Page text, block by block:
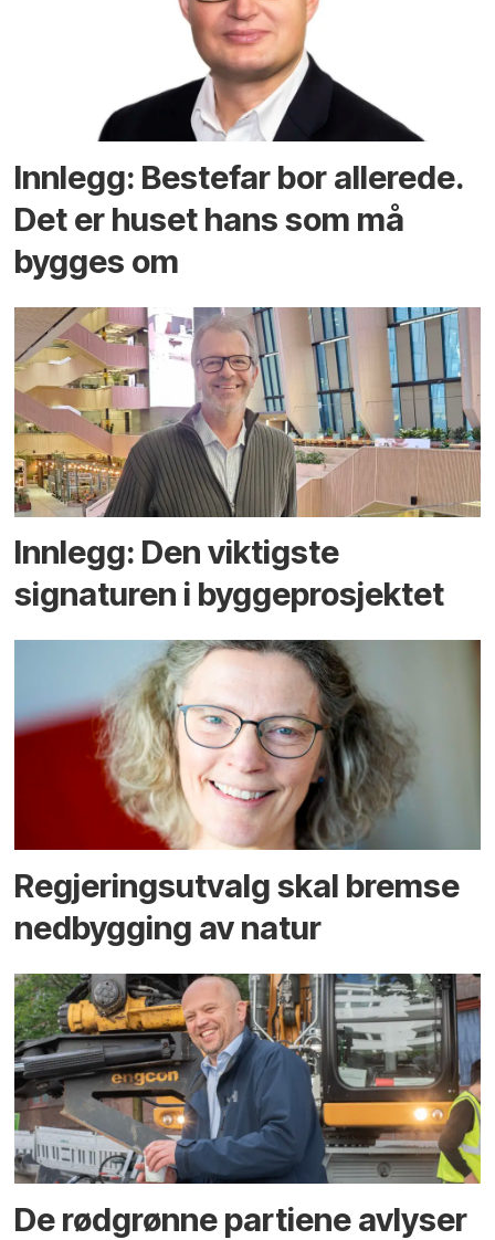
Innlegg: Bestefar bor allerede.
Det er huset hans som må
bygges om
Innlegg: Den viktigste
signaturen i bygge­­prosjektet
Regjerings­utvalg skal bremse
ned­bygging av natur
De rødgrønne partiene avlyser